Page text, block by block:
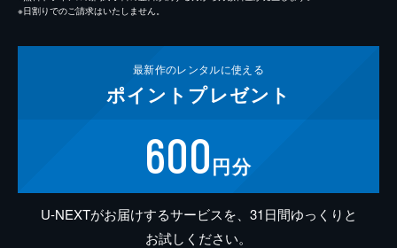
※日割りでのご請求はいたしません。
最新作のレンタルに使える
ポイント プレゼント
600円分
U-NEXTがお届けするサービスを、31日間ゆっくりと
お試しください。